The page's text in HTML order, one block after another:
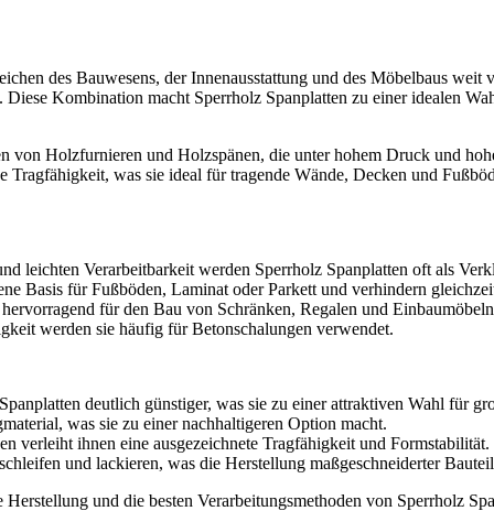
des Bauwesens, der Innenausstattung und des Möbelbaus
Kombination macht Sperrholz Spanplatten zu einer idealen
von Holzfurnieren und Holzspänen, die unter hohem Druck und
Tragfähigkeit, was sie ideal für tragende Wände, Decken und
leichten Verarbeitbarkeit werden Sperrholz Spanplatten oft als
Basis für Fußböden, Laminat oder Parkett und verhindern
für den Bau von Schränken, Regalen und
werden sie häufig für Betonschalungen verwendet.
deutlich günstiger, was sie zu einer attraktiven Wahl für
was sie zu einer nachhaltigeren Option macht.
verleiht ihnen eine ausgezeichnete Tragfähigkeit und Formstabilität.
und lackieren, was die Herstellung maßgeschneiderter
und die besten Verarbeitungsmethoden von Sperrholz